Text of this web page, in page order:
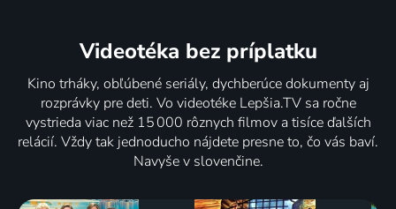
Videotéka bez príplatku
Kino trháky, obľúbené seriály, dychberúce dokumenty aj
rozprávky pre deti. Vo videotéke Lepšia.TV sa ročne
vystrieda viac než 15 000 rôznych filmov a tisíce ďalších
relácií. Vždy tak jednoducho nájdete presne to, čo vás baví.
Navyše v slovenčine.